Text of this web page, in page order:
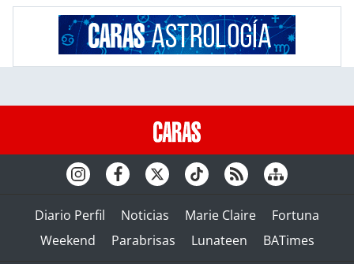
Diario Perfil Noticias Marie Claire
Fortuna
Weekend
Parabrisas Lunateen BATimes